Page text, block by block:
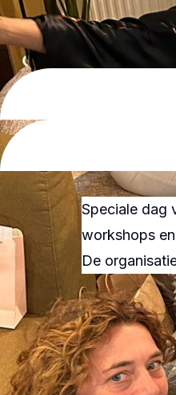
Boeken &
Overige
diensten
Volg ons
Instagram
Facebook
LinkedIn
YouTube
Spotify
Snel
naar
Webshop
ANBI
Contact
Agenda
Steun
ons
Shop
Contact
Speciale dag
workshops
De